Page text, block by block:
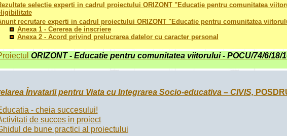
selectie experti in cadrul proiectului ORIZONT "Educatie pentru comunitatea
recrutare experti in cadrul proiectului ORIZONT "Educatie pentru comunitatea
Anexa 1 - Cererea de inscriere
Anexa 2 - Acord privind prelucrarea datelor cu caracter personal
ORIZONT - Educatie pentru comunitatea viitorului - POCU/74/6/18/
Învatarii pentru Viata cu Integrarea Socio-educativa – CIVIS,
- cheia succesului!
de succes in proiect
de bune practici al proiectului